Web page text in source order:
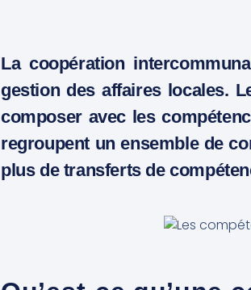
La coopération
gestion des affaires locales.
composer avec les
regroupent un ensemble de
plus de transferts de